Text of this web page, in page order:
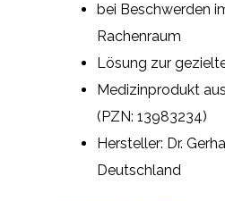
bei Beschwerden
Rachenraum
Lösung zur
Medizinprodukt
(PZN: 13983234)
Hersteller: Dr.
Deutschland